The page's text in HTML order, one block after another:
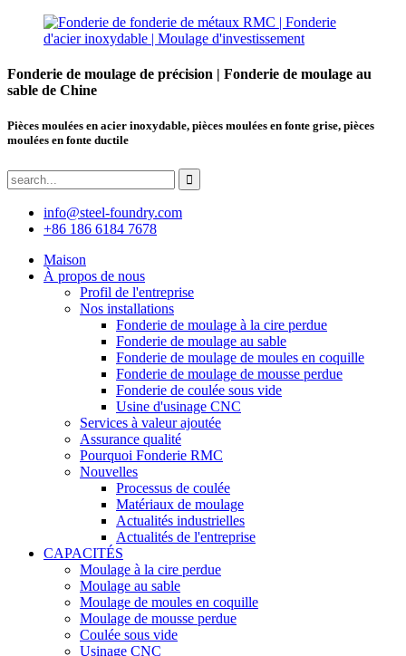
Fonderie de moulage de précision | Fonderie de moulage au
sable de Chine
Pièces moulées en acier inoxydable, pièces moulées en fonte grise, pièces
moulées en fonte ductile
info@steel-foundry.com
+86 186 6184 7678
Maison
À propos de nous
Profil de l'entreprise
Nos installations
Fonderie de moulage à la cire perdue
Fonderie de moulage au sable
Fonderie de moulage de moules en coquille
Fonderie de moulage de mousse perdue
Fonderie de coulée sous vide
Usine d'usinage CNC
Services à valeur ajoutée
Assurance qualité
Pourquoi Fonderie RMC
Nouvelles
Processus de coulée
Matériaux de moulage
Actualités industrielles
Actualités de l'entreprise
CAPACITÉS
Moulage à la cire perdue
Moulage au sable
Moulage de moules en coquille
Moulage de mousse perdue
Coulée sous vide
Usinage CNC